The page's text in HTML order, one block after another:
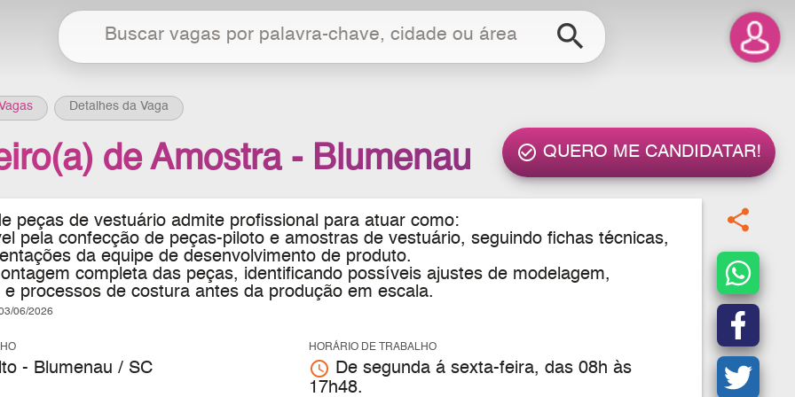
search
Detalhes da Vaga
check_circle_outline QUERO ME CANDIDATAR!
de Amostra - Blumenau
peças de vestuário admite profissional para atuar como:
pela confecção de peças-piloto e amostras de vestuário, seguindo fichas técnicas,
da equipe de desenvolvimento de produto.
completa das peças, identificando possíveis ajustes de modelagem,
processos de costura antes da produção em escala.
06/2026
- Blumenau / SC
HORÁRIO DE TRABALHO
access_time De segunda á sexta-feira, das 08h às
17h48.
share